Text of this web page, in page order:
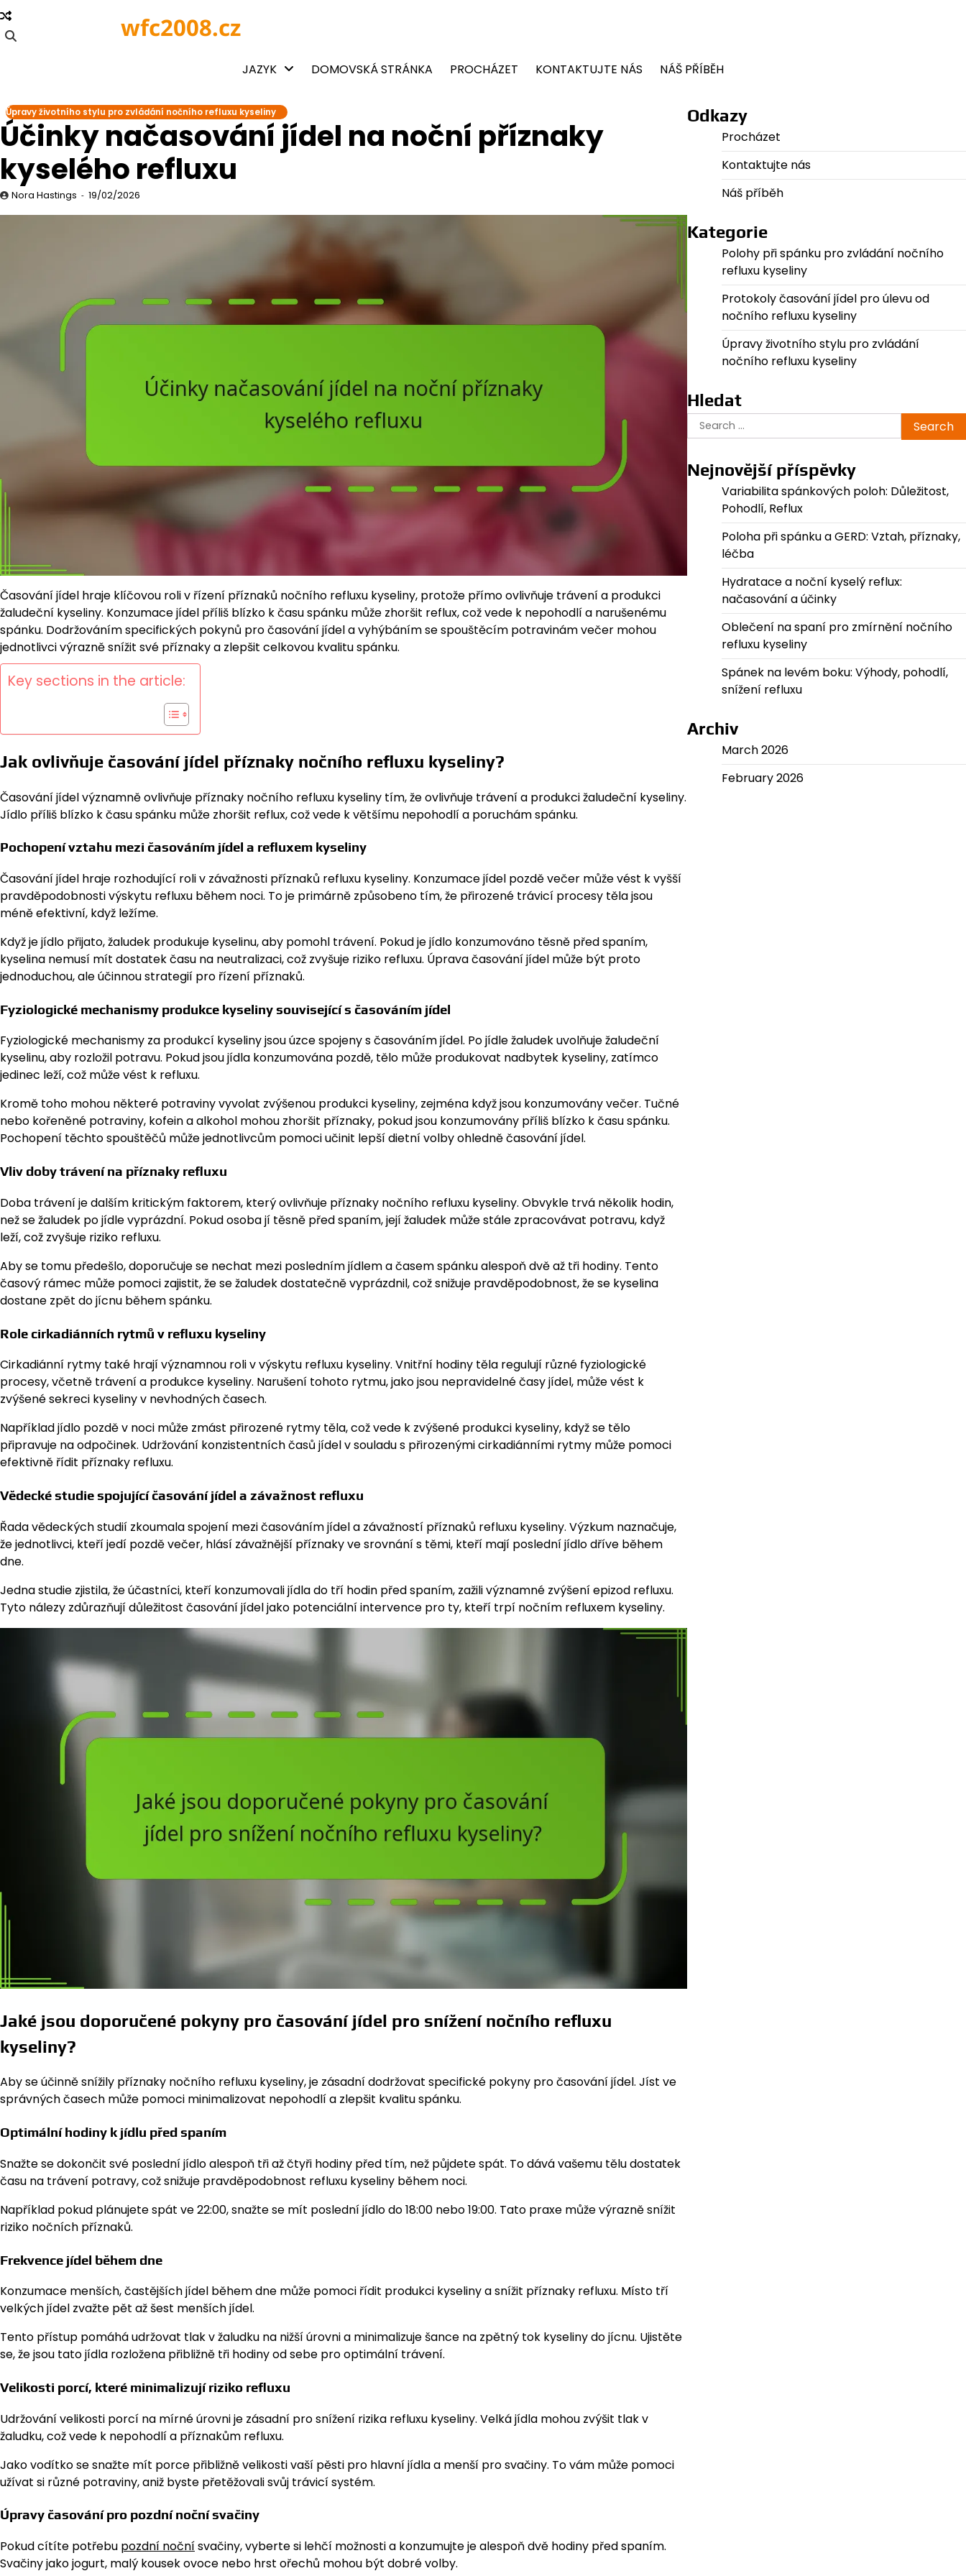
Skip
to
content
wfc2008.cz
JAZYK DOMOVSKÁ STRÁNKA PROCHÁZET KONTAKTUJTE NÁS NÁŠ PŘÍBĚH
Úpravy životního stylu pro zvládání nočního refluxu kyseliny
Účinky načasování jídel na noční příznaky
kyselého refluxu
Nora Hastings 19/02/2026
Časování jídel hraje klíčovou roli v řízení příznaků nočního refluxu kyseliny, protože přímo ovlivňuje trávení a produkci
žaludeční kyseliny. Konzumace jídel příliš blízko k času spánku může zhoršit reflux, což vede k nepohodlí a narušenému
spánku. Dodržováním specifických pokynů pro časování jídel a vyhýbáním se spouštěcím potravinám večer mohou
jednotlivci výrazně snížit své příznaky a zlepšit celkovou kvalitu spánku.
Key sections in the article:
Jak ovlivňuje časování jídel příznaky nočního refluxu kyseliny?
Časování jídel významně ovlivňuje příznaky nočního refluxu kyseliny tím, že ovlivňuje trávení a produkci žaludeční kyseliny.
Jídlo příliš blízko k času spánku může zhoršit reflux, což vede k většímu nepohodlí a poruchám spánku.
Pochopení vztahu mezi časováním jídel a refluxem kyseliny
Časování jídel hraje rozhodující roli v závažnosti příznaků refluxu kyseliny. Konzumace jídel pozdě večer může vést k vyšší
pravděpodobnosti výskytu refluxu během noci. To je primárně způsobeno tím, že přirozené trávicí procesy těla jsou
méně efektivní, když ležíme.
Když je jídlo přijato, žaludek produkuje kyselinu, aby pomohl trávení. Pokud je jídlo konzumováno těsně před spaním,
kyselina nemusí mít dostatek času na neutralizaci, což zvyšuje riziko refluxu. Úprava časování jídel může být proto
jednoduchou, ale účinnou strategií pro řízení příznaků.
Fyziologické mechanismy produkce kyseliny související s časováním jídel
Fyziologické mechanismy za produkcí kyseliny jsou úzce spojeny s časováním jídel. Po jídle žaludek uvolňuje žaludeční
kyselinu, aby rozložil potravu. Pokud jsou jídla konzumována pozdě, tělo může produkovat nadbytek kyseliny, zatímco
jedinec leží, což může vést k refluxu.
Kromě toho mohou některé potraviny vyvolat zvýšenou produkci kyseliny, zejména když jsou konzumovány večer. Tučné
nebo kořeněné potraviny, kofein a alkohol mohou zhoršit příznaky, pokud jsou konzumovány příliš blízko k času spánku.
Pochopení těchto spouštěčů může jednotlivcům pomoci učinit lepší dietní volby ohledně časování jídel.
Vliv doby trávení na příznaky refluxu
Doba trávení je dalším kritickým faktorem, který ovlivňuje příznaky nočního refluxu kyseliny. Obvykle trvá několik hodin,
než se žaludek po jídle vyprázdní. Pokud osoba jí těsně před spaním, její žaludek může stále zpracovávat potravu, když
leží, což zvyšuje riziko refluxu.
Aby se tomu předešlo, doporučuje se nechat mezi posledním jídlem a časem spánku alespoň dvě až tři hodiny. Tento
časový rámec může pomoci zajistit, že se žaludek dostatečně vyprázdnil, což snižuje pravděpodobnost, že se kyselina
dostane zpět do jícnu během spánku.
Role cirkadiánních rytmů v refluxu kyseliny
Cirkadiánní rytmy také hrají významnou roli v výskytu refluxu kyseliny. Vnitřní hodiny těla regulují různé fyziologické
procesy, včetně trávení a produkce kyseliny. Narušení tohoto rytmu, jako jsou nepravidelné časy jídel, může vést k
zvýšené sekreci kyseliny v nevhodných časech.
Například jídlo pozdě v noci může zmást přirozené rytmy těla, což vede k zvýšené produkci kyseliny, když se tělo
připravuje na odpočinek. Udržování konzistentních časů jídel v souladu s přirozenými cirkadiánními rytmy může pomoci
efektivně řídit příznaky refluxu.
Vědecké studie spojující časování jídel a závažnost refluxu
Řada vědeckých studií zkoumala spojení mezi časováním jídel a závažností příznaků refluxu kyseliny. Výzkum naznačuje,
že jednotlivci, kteří jedí pozdě večer, hlásí závažnější příznaky ve srovnání s těmi, kteří mají poslední jídlo dříve během
dne.
Jedna studie zjistila, že účastníci, kteří konzumovali jídla do tří hodin před spaním, zažili významné zvýšení epizod refluxu.
Tyto nálezy zdůrazňují důležitost časování jídel jako potenciální intervence pro ty, kteří trpí nočním refluxem kyseliny.
Jaké jsou doporučené pokyny pro časování jídel pro snížení nočního refluxu
kyseliny?
Aby se účinně snížily příznaky nočního refluxu kyseliny, je zásadní dodržovat specifické pokyny pro časování jídel. Jíst ve
správných časech může pomoci minimalizovat nepohodlí a zlepšit kvalitu spánku.
Optimální hodiny k jídlu před spaním
Snažte se dokončit své poslední jídlo alespoň tři až čtyři hodiny před tím, než půjdete spát. To dává vašemu tělu dostatek
času na trávení potravy, což snižuje pravděpodobnost refluxu kyseliny během noci.
Například pokud plánujete spát ve 22:00, snažte se mít poslední jídlo do 18:00 nebo 19:00. Tato praxe může výrazně snížit
riziko nočních příznaků.
Frekvence jídel během dne
Konzumace menších, častějších jídel během dne může pomoci řídit produkci kyseliny a snížit příznaky refluxu. Místo tří
velkých jídel zvažte pět až šest menších jídel.
Tento přístup pomáhá udržovat tlak v žaludku na nižší úrovni a minimalizuje šance na zpětný tok kyseliny do jícnu. Ujistěte
se, že jsou tato jídla rozložena přibližně tři hodiny od sebe pro optimální trávení.
Velikosti porcí, které minimalizují riziko refluxu
Udržování velikosti porcí na mírné úrovni je zásadní pro snížení rizika refluxu kyseliny. Velká jídla mohou zvýšit tlak v
žaludku, což vede k nepohodlí a příznakům refluxu.
Jako vodítko se snažte mít porce přibližně velikosti vaší pěsti pro hlavní jídla a menší pro svačiny. To vám může pomoci
užívat si různé potraviny, aniž byste přetěžovali svůj trávicí systém.
Úpravy časování pro pozdní noční svačiny
Pokud cítíte potřebu pozdní nočnísvačiny, vyberte si lehčí možnosti a konzumujte je alespoň dvě hodiny před spaním.
Svačiny jako jogurt, malý kousek ovoce nebo hrst ořechů mohou být dobré volby.
Odkazy
Procházet
Kontaktujte nás
Náš příběh
Kategorie
Polohy při spánku pro zvládání nočního
refluxu kyseliny
Protokoly časování jídel pro úlevu od
nočního refluxu kyseliny
Úpravy životního stylu pro zvládání
nočního refluxu kyseliny
Hledat
Search
for:
Nejnovější příspěvky
Variabilita spánkových poloh: Důležitost,
Pohodlí, Reflux
Poloha při spánku a GERD: Vztah, příznaky,
léčba
Hydratace a noční kyselý reflux:
načasování a účinky
Oblečení na spaní pro zmírnění nočního
refluxu kyseliny
Spánek na levém boku: Výhody, pohodlí,
snížení refluxu
Archiv
March 2026
February 2026